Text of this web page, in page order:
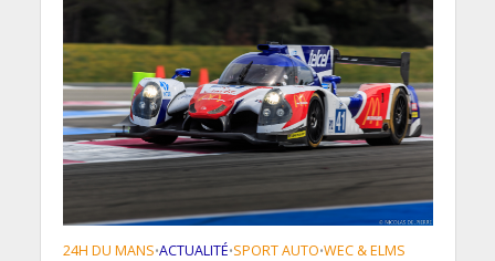
24H DU MANS•ACTUALITÉ•SPORT AUTO•WEC & ELMS